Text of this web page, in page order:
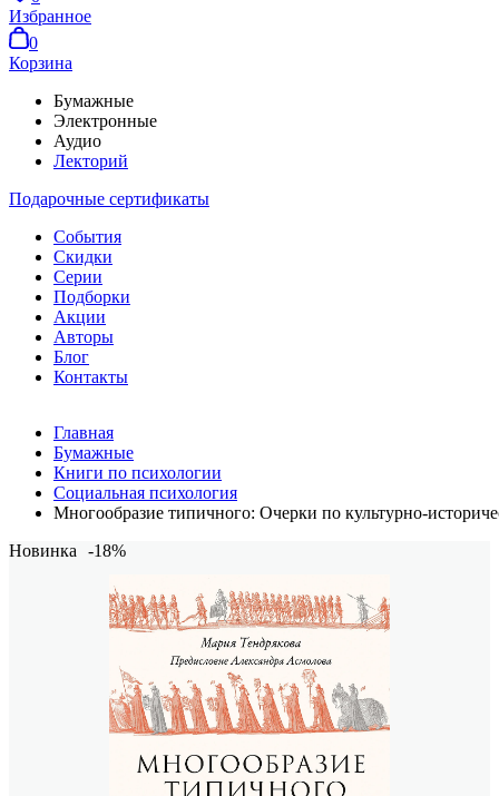
Избранное
0
Корзина
Бумажные
Электронные
Аудио
Лекторий
Подарочные сертификаты
События
Скидки
Серии
Подборки
Акции
Авторы
Блог
Контакты
Главная
Бумажные
Книги по психологии
Социальная психология
Многообразие типичного: Очерки по культурно-
Новинка
-18%